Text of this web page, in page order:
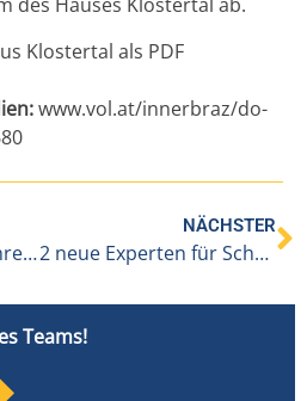
des Hauses Klostertal ab.
Klostertal als PDF
www.vol.at/innerbraz/do-
Dankes-Ausflug mit Ehrenamtlichen
NÄCHSTER
2 neue Experten für Schmerzmanagement in Innerbraz
Teams!